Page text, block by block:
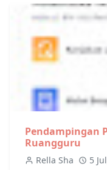
Pendampingan
Ruangguru
Rella Sha 5